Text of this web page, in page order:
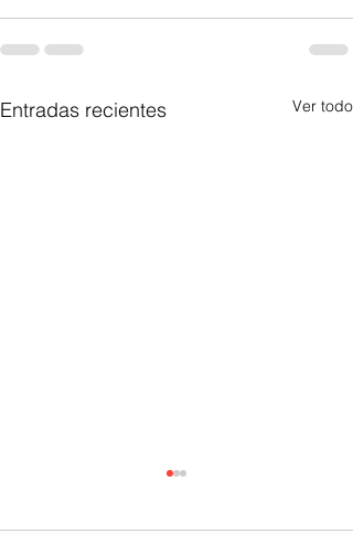
Entradas recientes Ver todo